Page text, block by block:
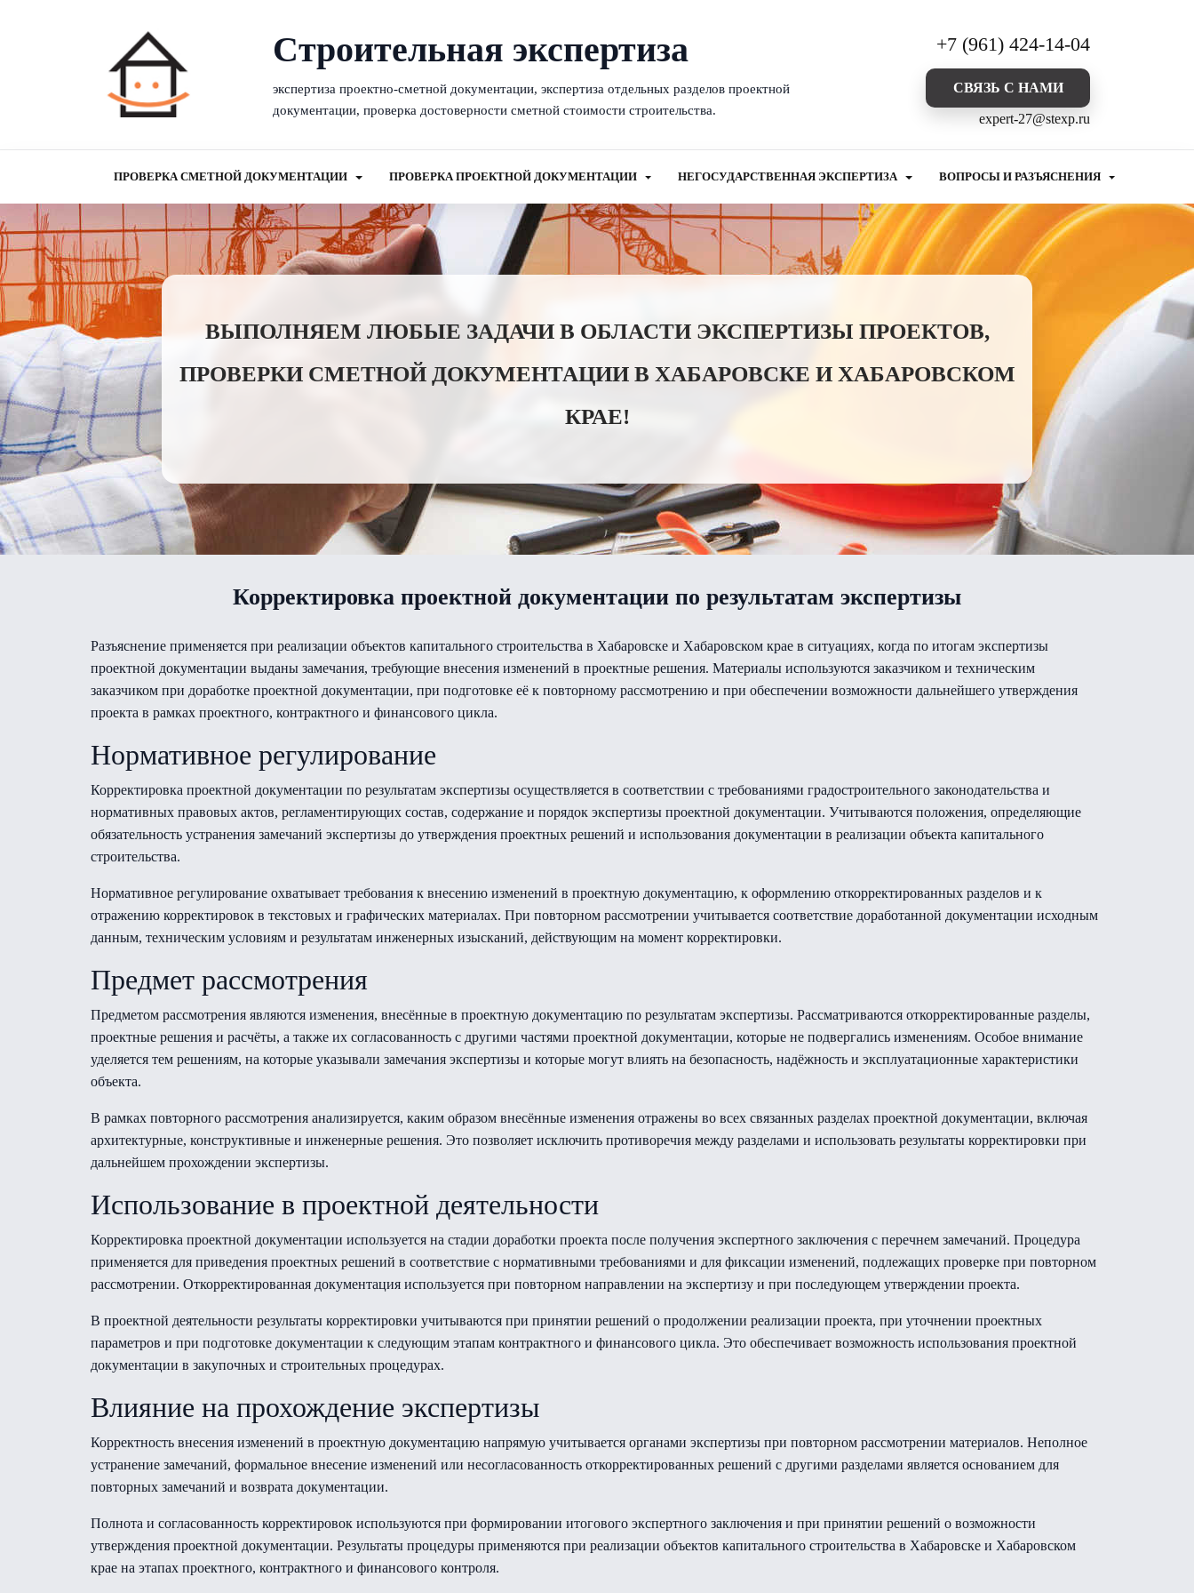
Cтроительная экспертиза
экспертиза проектно-сметной документации, экспертиза отдельных разделов проектной
документации, проверка достоверности сметной стоимости строительства.
+7 (961) 424-14-04
CВЯЗЬ С НАМИ
expert-27@stexp.ru
ПРОВЕРКА СМЕТНОЙ ДОКУМЕНТАЦИИ ПРОВЕРКА ПРОЕКТНОЙ ДОКУМЕНТАЦИИ НЕГОСУДАРСТВЕННАЯ ЭКСПЕРТИЗА ВОПРОСЫ И РАЗЪЯСНЕНИЯ
ВЫПОЛНЯЕМ ЛЮБЫЕ ЗАДАЧИ В ОБЛАСТИ ЭКСПЕРТИЗЫ ПРОЕКТОВ,
ПРОВЕРКИ СМЕТНОЙ ДОКУМЕНТАЦИИ В ХАБАРОВСКЕ И ХАБАРОВСКОМ
КРАЕ!
Корректировка проектной документации по результатам экспертизы
Разъяснение применяется при реализации объектов капитального строительства в Хабаровске и Хабаровском крае в ситуациях, когда по итогам экспертизы
проектной документации выданы замечания, требующие внесения изменений в проектные решения. Материалы используются заказчиком и техническим
заказчиком при доработке проектной документации, при подготовке её к повторному рассмотрению и при обеспечении возможности дальнейшего утверждения
проекта в рамках проектного, контрактного и финансового цикла.
Нормативное регулирование
Корректировка проектной документации по результатам экспертизы осуществляется в соответствии с требованиями градостроительного законодательства и
нормативных правовых актов, регламентирующих состав, содержание и порядок экспертизы проектной документации. Учитываются положения, определяющие
обязательность устранения замечаний экспертизы до утверждения проектных решений и использования документации в реализации объекта капитального
строительства.
Нормативное регулирование охватывает требования к внесению изменений в проектную документацию, к оформлению откорректированных разделов и к
отражению корректировок в текстовых и графических материалах. При повторном рассмотрении учитывается соответствие доработанной документации исходным
данным, техническим условиям и результатам инженерных изысканий, действующим на момент корректировки.
Предмет рассмотрения
Предметом рассмотрения являются изменения, внесённые в проектную документацию по результатам экспертизы. Рассматриваются откорректированные разделы,
проектные решения и расчёты, а также их согласованность с другими частями проектной документации, которые не подвергались изменениям. Особое внимание
уделяется тем решениям, на которые указывали замечания экспертизы и которые могут влиять на безопасность, надёжность и эксплуатационные характеристики
объекта.
В рамках повторного рассмотрения анализируется, каким образом внесённые изменения отражены во всех связанных разделах проектной документации, включая
архитектурные, конструктивные и инженерные решения. Это позволяет исключить противоречия между разделами и использовать результаты корректировки при
дальнейшем прохождении экспертизы.
Использование в проектной деятельности
Корректировка проектной документации используется на стадии доработки проекта после получения экспертного заключения с перечнем замечаний. Процедура
применяется для приведения проектных решений в соответствие с нормативными требованиями и для фиксации изменений, подлежащих проверке при повторном
рассмотрении. Откорректированная документация используется при повторном направлении на экспертизу и при последующем утверждении проекта.
В проектной деятельности результаты корректировки учитываются при принятии решений о продолжении реализации проекта, при уточнении проектных
параметров и при подготовке документации к следующим этапам контрактного и финансового цикла. Это обеспечивает возможность использования проектной
документации в закупочных и строительных процедурах.
Влияние на прохождение экспертизы
Корректность внесения изменений в проектную документацию напрямую учитывается органами экспертизы при повторном рассмотрении материалов. Неполное
устранение замечаний, формальное внесение изменений или несогласованность откорректированных решений с другими разделами является основанием для
повторных замечаний и возврата документации.
Полнота и согласованность корректировок используются при формировании итогового экспертного заключения и при принятии решений о возможности
утверждения проектной документации. Результаты процедуры применяются при реализации объектов капитального строительства в Хабаровске и Хабаровском
крае на этапах проектного, контрактного и финансового контроля.